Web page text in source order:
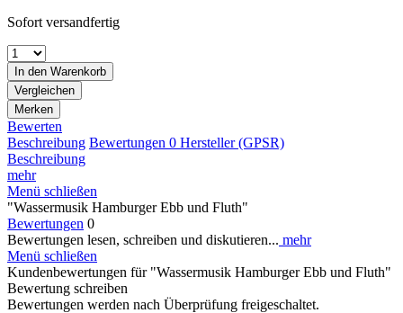
Sofort versandfertig
In den Warenkorb
Vergleichen
Merken
Bewerten
Beschreibung Bewertungen 0 Hersteller (GPSR)
Beschreibung
mehr
Menü schließen
"Wassermusik Hamburger Ebb und Fluth"
Bewertungen 0
Bewertungen lesen, schreiben und diskutieren... mehr
Menü schließen
Kundenbewertungen für "Wassermusik Hamburger Ebb und Fluth"
Bewertung schreiben
Bewertungen werden nach Überprüfung freigeschaltet.